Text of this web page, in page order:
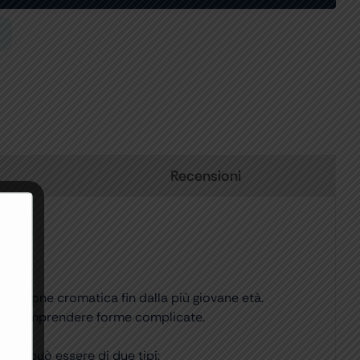
Recensioni
cromatica fin dalla più giovane età.
comprendere forme complicate.
può essere di due tipi: